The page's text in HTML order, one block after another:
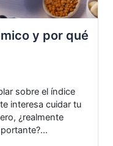
y por qué
sobre el índice
interesa cuidar tu
¿realmente